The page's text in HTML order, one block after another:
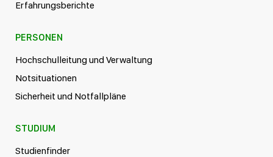
Erfahrungsberichte
PERSONEN
Hochschulleitung und Verwaltung
Notsituationen
Sicherheit und Notfallpläne
STUDIUM
Studienfinder